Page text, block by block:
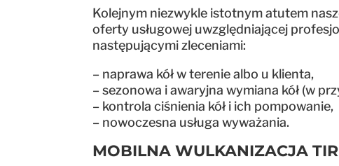
Kolejnym niezwykle istotnym atutem
oferty usługowej uwzględniającej
następującymi zleceniami:
– naprawa kół w terenie albo u klienta,
– sezonowa i awaryjna wymiana kół (w
– kontrola ciśnienia kół i ich pompowanie,
– nowoczesna usługa wyważania.
MOBILNA WULKANIZACJA